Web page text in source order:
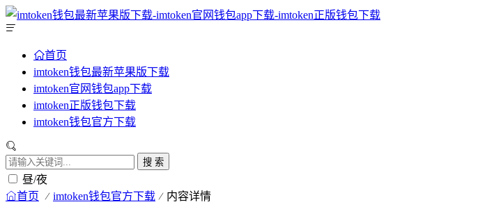
首页
imtoken钱包最新苹果版下载
imtoken官网钱包app下载
imtoken正版钱包下载
imtoken钱包官方下载
搜 索
昼/夜
首页 imtoken钱包官方下载 内容详情